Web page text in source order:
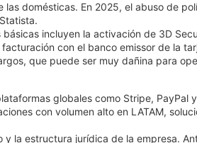
domésticas. En 2025, el abuso de
incluyen la activación de 3D
con el banco emissor de la
que puede ser muy dañina para
globales como Stripe,
con volumen alto en LATAM,
la estructura jurídica de la empresa.